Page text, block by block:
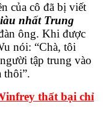
của cô đã bị viết
nhất Trung
ông. Khi được
nói: “Chà, tôi
tập trung vào
thôi”.
thất bại chỉ